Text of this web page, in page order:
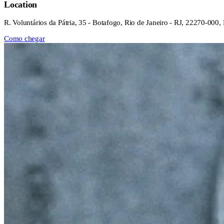
Location
R. Voluntários da Pátria, 35 - Botafogo, Rio de Janeiro - RJ, 22270-000,
Como chegar